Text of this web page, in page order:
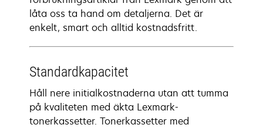
låta oss ta hand om detaljerna. Det är
enkelt, smart och alltid kostnadsfritt.
Standardkapacitet
Håll nere initialkostnaderna utan att tumma
på kvaliteten med äkta Lexmark-
tonerkassetter. Tonerkassetter med